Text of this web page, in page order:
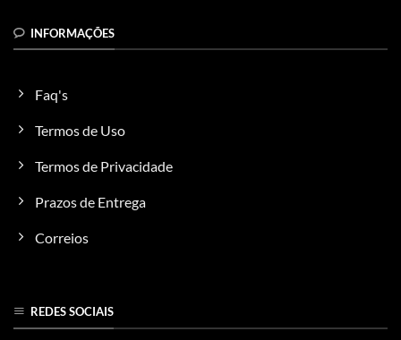
INFORMAÇÕES
Faq's
Termos de Uso
Termos de Privacidade
Prazos de Entrega
Correios
REDES SOCIAIS